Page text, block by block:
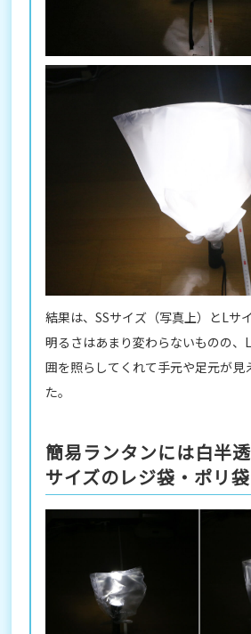
結果は、SSサイズ（写真上）とLサ
明るさはあまり変わらないものの、
囲を照らしてくれて手元や足元が見
た。
簡易ランタンには白半
サイズのレジ袋・ポリ